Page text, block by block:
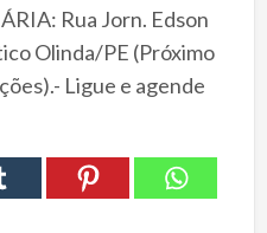
Rua Jorn. Edson
Olinda/PE (Próximo
Ligue e agende